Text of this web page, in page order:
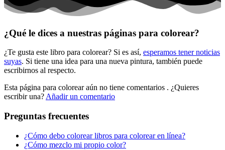
Halloween y otoño
Mandalas
Música e instrumentos musicales
Peluches y caballos
Primavera y pascua
Transporte
Verano y vacaciones
¿Qué le dices a nuestras páginas para colorear?
¿Te gusta este libro para colorear? Si es así, esperamos tener noticias
suyas. Si tiene una idea para una nueva pintura, también puede
escribirnos al respecto.
Esta página para colorear aún no tiene comentarios . ¿Quieres
escribir una? Añadir un comentario
Preguntas frecuentes
¿Cómo debo colorear libros para colorear en línea?
¿Cómo mezclo mi propio color?